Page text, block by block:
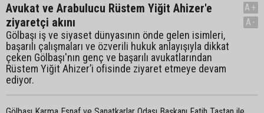
Avukat ve Arabulucu Rüstem Yiğit Ahizer'e
ziyaretçi akını
Gölbaşı iş ve siyaset dünyasının önde gelen isimleri,
başarılı çalışmaları ve özverili hukuk anlayışıyla dikkat
çeken Gölbaşı'nın genç ve başarılı avukatlarından
Rüstem Yiğit Ahizer’i ofisinde ziyaret etmeye devam
ediyor.
A+
A-